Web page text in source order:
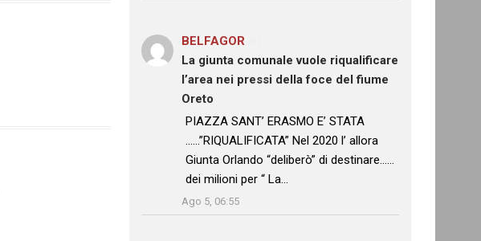
BELFAGOR
La giunta comunale vuole riqualificare
l’area nei pressi della foce del fiume
Oreto
: “
PIAZZA SANT’ ERASMO E’ STATA
……”RIQUALIFICATA” Nel 2020 l’ allora
Giunta Orlando “deliberò” di destinare……
dei milioni per “ La…
Ago 5, 06:55